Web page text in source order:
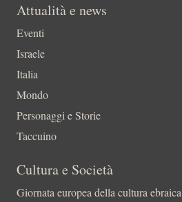
Attualità e news
Eventi
Israele
Italia
Mondo
Personaggi e Storie
Taccuino
Cultura e Società
Giornata europea della cultura ebraica